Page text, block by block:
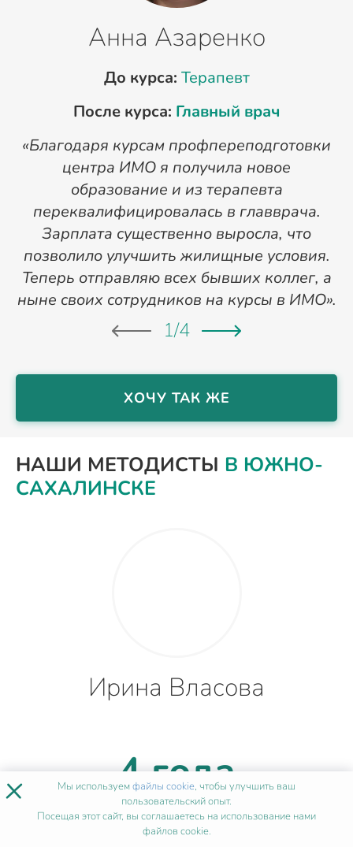
Анна Азаренко
До курса: Терапевт
После курса: Главный врач
«Благодаря курсам профпереподготовки
центра ИМО я получила новое
образование и из терапевта
переквалифицировалась в главврача.
Зарплата существенно выросла, что
позволило улучшить жилищные условия.
Теперь отправляю всех бывших коллег, а
ныне своих сотрудников на курсы в ИМО».
1/4
ХОЧУ ТАК ЖЕ
НАШИ МЕТОДИСТЫ В ЮЖНО-
САХАЛИНСКЕ
Ирина Власова
4 года
опыта
× Мы используемфайлы cookie, чтобы улучшить ваш
пользовательский опыт.
Посещая этот сайт, вы соглашаетесь на использование нами
файлов cookie.